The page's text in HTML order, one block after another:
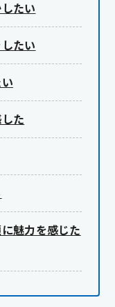
たい
たい
た
魅力を感じた